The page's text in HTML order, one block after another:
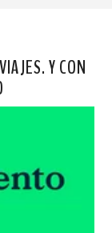
Y CON